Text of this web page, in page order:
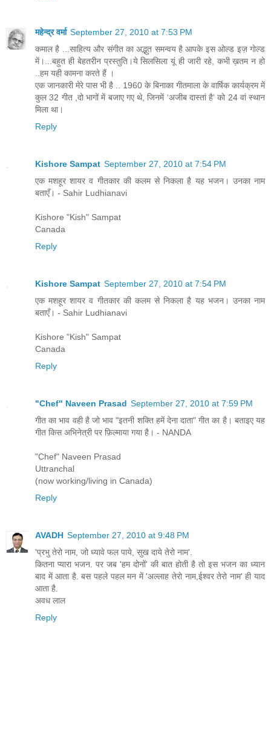
महेन्‍द्र वर्मा September 27, 2010 at 7:53 PM
कमाल है ...साहित्य और संगीत का अद्भुत समन्वय है आपके इस ओल्ड इज़ गोल्ड
में।...बहुत ही बेहतरीन प्रस्तुति।ये सिलसिला यूं ही जारी रहे, कभी ख़तम न हो
..हम यही कामना करते हैं ।
एक जानकारी मेरे पास भी है .. 1960 के बिनाका गीतमाला के वार्षिक कार्यक्रम में
कुल 32 गीत ,दो भागों में बजाए गए थे, जिनमें ‘अजीब दास्तां है‘ को 24 वां स्थान
मिला था।
Reply
Kishore Sampat September 27, 2010 at 7:54 PM
एक मशहूर शायर व गीतकार की कलम से निकला है यह भजन। उनका नाम
बताएँ। - Sahir Ludhianavi
Kishore "Kish" Sampat
Canada
Reply
Kishore Sampat September 27, 2010 at 7:54 PM
एक मशहूर शायर व गीतकार की कलम से निकला है यह भजन। उनका नाम
बताएँ। - Sahir Ludhianavi
Kishore "Kish" Sampat
Canada
Reply
"Chef" Naveen Prasad September 27, 2010 at 7:59 PM
गीत का भाव वही है जो भाव "इतनी शक्ति हमें देना दाता" गीत का है। बताइए यह
गीत किस अभिनेत्री पर फ़िल्माया गया है। - NANDA
"Chef" Naveen Prasad
Uttranchal
(now working/living in Canada)
Reply
AVADH September 27, 2010 at 9:48 PM
'प्रभु तेरो नाम, जो ध्यावे फल पाये, सुख दाये तेरो नाम'.
कितना प्यारा भजन. पर जब 'हम दोनों' की बात होती है तो इस भजन का ध्यान
बाद में आता है. बस पहले पहल मन में 'अल्लाह तेरो नाम,ईश्वर तेरो नाम' ही याद
आता है.
अवध लाल
Reply